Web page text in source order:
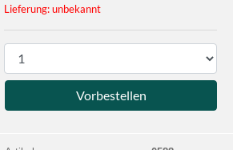
Lieferung: unbekannt
r
d